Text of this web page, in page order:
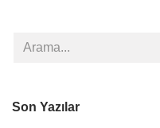
Son Yazılar